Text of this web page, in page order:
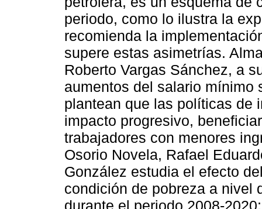
periodo, como lo ilustra la
recomienda la
supere estas asimetrías.
Roberto Vargas Sánchez, a
aumentos del salario mínimo
plantean que las políticas de
impacto progresivo,
trabajadores con menores
Osorio Novela, Rafael
González estudia el efecto
condición de pobreza a nivel
durante el periodo 2008-